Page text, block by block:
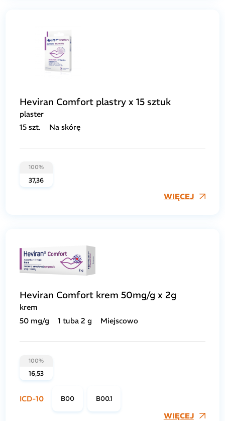
Heviran Comfort plastry x 15 sztuk
plaster
15 szt.
Na skórę
100%
37,36
WIĘCEJ
Heviran Comfort krem 50mg/g x 2g
krem
50 mg/g
1 tuba 2 g Miejscowo
100%
16,53
ICD-10 B00 B00.1
WIĘCEJ